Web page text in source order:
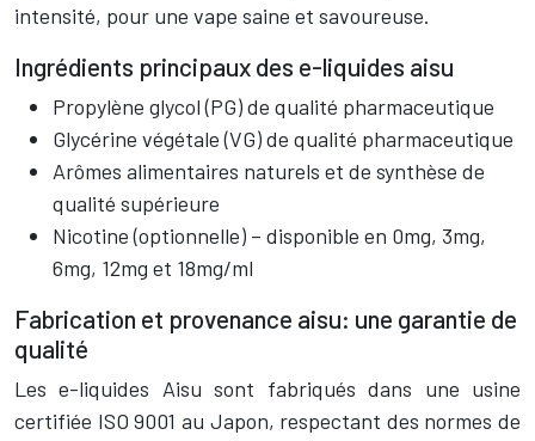
intensité, pour une vape saine et savoureuse.
Ingrédients principaux des e-liquides aisu
Propylène glycol (PG) de qualité pharmaceutique
Glycérine végétale (VG) de qualité pharmaceutique
Arômes alimentaires naturels et de synthèse de
qualité supérieure
Nicotine (optionnelle) – disponible en 0mg, 3mg,
6mg, 12mg et 18mg/ml
Fabrication et provenance aisu: une garantie de
qualité
Les e-liquides Aisu sont fabriqués dans une usine
certifiée ISO 9001 au Japon, respectant des normes de